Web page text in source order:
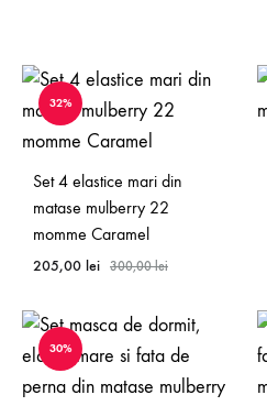
32%
Set 4 elastice mari din
matase mulberry 22
momme Caramel
205,00 lei 300,00lei
30%